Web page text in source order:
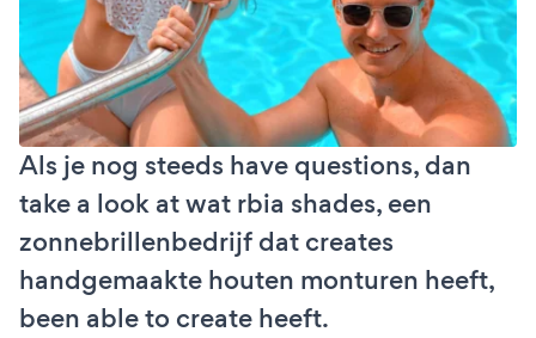
Als je nog steeds have questions, dan
take a look at wat rbia shades, een
zonnebrillenbedrijf dat creates
handgemaakte houten monturen heeft,
been able to create heeft.